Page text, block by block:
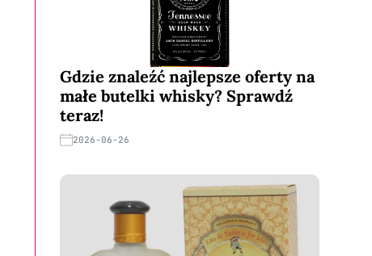
Gdzie znaleźć najlepsze oferty na
małe butelki whisky? Sprawdź
teraz!
2026-06-26